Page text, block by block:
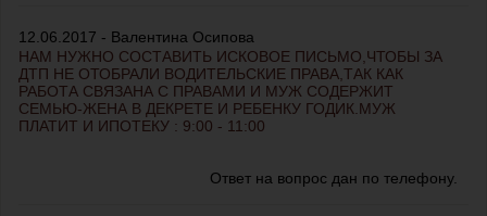
12.06.2017 - Валентина Осипова
НАМ НУЖНО СОСТАВИТЬ ИСКОВОЕ ПИСЬМО,ЧТОБЫ ЗА
ДТП НЕ ОТОБРАЛИ ВОДИТЕЛЬСКИЕ ПРАВА,ТАК КАК
РАБОТА СВЯЗАНА С ПРАВАМИ И МУЖ СОДЕРЖИТ
СЕМЬЮ-ЖЕНА В ДЕКРЕТЕ И РЕБЕНКУ ГОДИК.МУЖ
ПЛАТИТ И ИПОТЕКУ : 9:00 - 11:00
Ответ на вопрос дан по телефону.